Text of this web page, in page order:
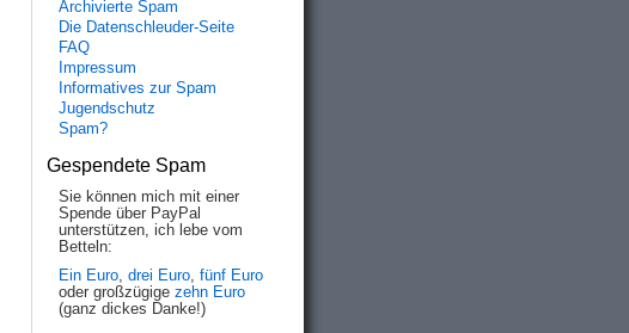
Archivierte Spam
Die Datenschleuder-Seite
FAQ
Impressum
Informatives zur Spam
Jugendschutz
Spam?
Gespendete Spam
Sie können mich mit einer
Spende über PayPal
unterstützen, ich lebe vom
Betteln:
Ein Euro, drei Euro, fünf Euro
oder großzügige zehn Euro
(ganz dickes Danke!)